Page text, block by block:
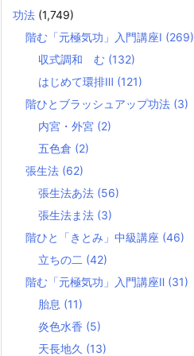
功法 (1,749)
階む「元極気功」入門講座Ⅰ (269)
収式調和 む (132)
はじめて環排Ⅲ (121)
階ひとブラッシュアップ功法 (3)
内宮・外宮 (2)
五色倉 (2)
張生法 (62)
張生法あ法 (56)
張生法ま法 (3)
階ひと「きとみ」中級講座 (46)
立ちの二 (42)
階む「元極気功」入門講座Ⅱ (31)
胎息 (11)
炎色水香 (5)
天長地久 (13)